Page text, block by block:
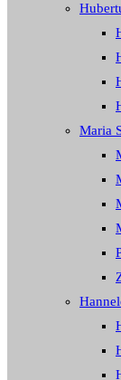
Maria